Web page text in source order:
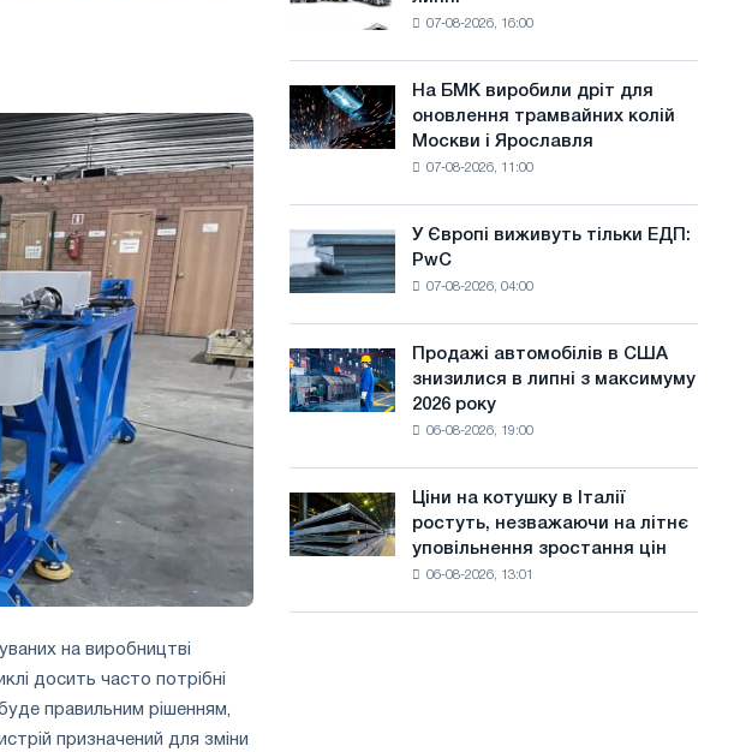
м
в
у
а
у
на виробництві
досить часто потрібні
правильним рішенням,
призначений для зміни
нових
вантажівок
07-08-2026, 16:00
На
БМК
виробили
трамвайних
колій
і
Ярославля
На БМК виробили дріт для
оновлення трамвайних колій
Москви і Ярославля
07-08-2026, 11:00
Європі
виживуть
PwC
У Європі виживуть тільки ЕДП:
PwC
07-08-2026, 04:00
Продажі
автомобілів
в
липні
з
року
Продажі автомобілів в США
знизилися в липні з максимуму
2026 року
06-08-2026, 19:00
Ціни
на
котушку
Ціни на котушку в Італії
ростуть, незважаючи на літнє
уповільнення зростання цін
06-08-2026, 13:01